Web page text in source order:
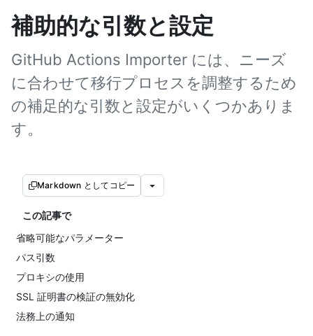
補助的な引数と設定
GitHub Actions Importer には、ニーズ
に合わせて移行プロセスを調整するため
の補足的な引数と設定がいくつかありま
す。
Markdown としてコピー
この記事で
省略可能なパラメーター
パス引数
プロキシの使用
SSL 証明書の検証の無効化
法務上の通知